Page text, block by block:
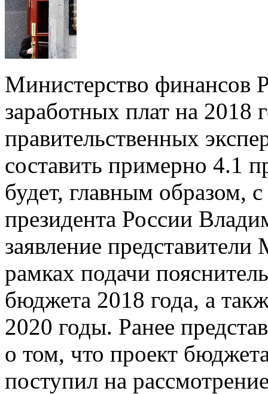
Министерство финансов
заработных плат на
правительственных
составить примерно 4.1
будет, главным образом,
президента России
заявление
рамках подачи
бюджета 2018 года, а
2020 годы. Ранее
о том, что проект
поступил на